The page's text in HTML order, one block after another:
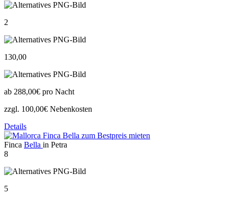
2
130,00
ab 288,00€ pro Nacht
zzgl. 100,00€ Nebenkosten
Details
Finca Bella in Petra
8
5